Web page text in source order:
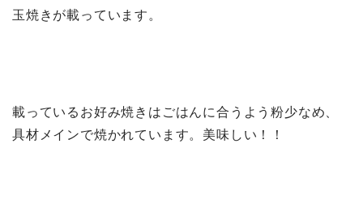
玉焼きが載っています。
載っているお好み焼きはごはんに合うよう粉少なめ、
具材メインで焼かれています。美味しい！！